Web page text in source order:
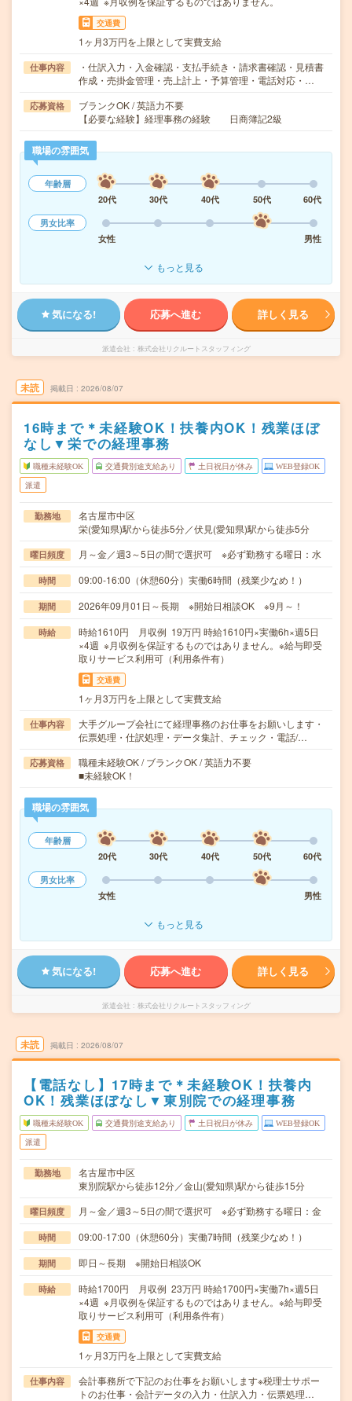
交通費
1ヶ月3万円を上限として実費支給
仕事内容
・仕訳入力・入金確認・支払手続き・請求書確認・見積書
作成・売掛金管理・売上計上・予算管理・電話対応・…
応募資格
ブランクOK / 英語力不要
【必要な経験】経理事務の経験 日商簿記2級
職場の雰囲気
年齢層
20代
30代 40代 50代
60代
男女比率
女性
男性
もっと見る
気になる! 応募へ進む 詳しく見る
派遣会社 株式会社リクルートスタッフィング
未読 掲載日 2026/08/07
16時まで＊未経験OK！扶養内OK！残業ほぼ
なし▼栄での経理事務
職種未経験OK 交通費別途支給あり 土日祝日が休み WEB登録OK
派遣
勤務地
名古屋市中区
栄(愛知県)駅から徒歩5分／伏見(愛知県)駅から徒歩5分
曜日頻度 月～金／週3～5日の間で選択可 ※必ず勤務する曜日：水
時間 09:00-16:00（休憩60分）実働6時間（残業少なめ！）
期間 2026年09月01日～長期 ※開始日相談OK ※9月～！
時給
時給1610円 月収例 19万円 時給1610円×実働6h×週5日
×4週 ※月収例を保証するものではありません。※給与即受
取りサービス利用可（利用条件有）
交通費
1ヶ月3万円を上限として実費支給
仕事内容
大手グループ会社にて経理事務のお仕事をお願いします・
伝票処理・仕訳処理・データ集計、チェック・電話/…
応募資格
職種未経験OK / ブランクOK / 英語力不要
■未経験OK！
職場の雰囲気
年齢層
20代
30代 40代 50代
60代
男女比率
女性
男性
もっと見る
気になる! 応募へ進む 詳しく見る
派遣会社 株式会社リクルートスタッフィング
未読 掲載日 2026/08/07
【電話なし】17時まで＊未経験OK！扶養内
OK！残業ほぼなし▼東別院での経理事務
職種未経験OK 交通費別途支給あり 土日祝日が休み WEB登録OK
派遣
勤務地
名古屋市中区
東別院駅から徒歩12分／金山(愛知県)駅から徒歩15分
曜日頻度 月～金／週3～5日の間で選択可 ※必ず勤務する曜日：金
時間 09:00-17:00（休憩60分）実働7時間（残業少なめ！）
期間 即日～長期 ※開始日相談OK
時給
時給1700円 月収例 23万円 時給1700円×実働7h×週5日
×4週 ※月収例を保証するものではありません。※給与即受
取りサービス利用可（利用条件有）
交通費
1ヶ月3万円を上限として実費支給
仕事内容
会計事務所で下記のお仕事をお願いします※税理士サポー
トのお仕事・会計データの入力・仕訳入力・伝票処理…